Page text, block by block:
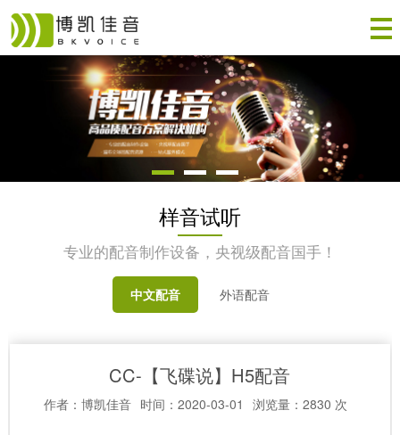
样音试听
专业的配音制作设备，央视级配音国手！
中文配音 外语配音
CC-【飞碟说】H5配音
作者：博凯佳音 时间：2020-03-01 浏览量：2830 次